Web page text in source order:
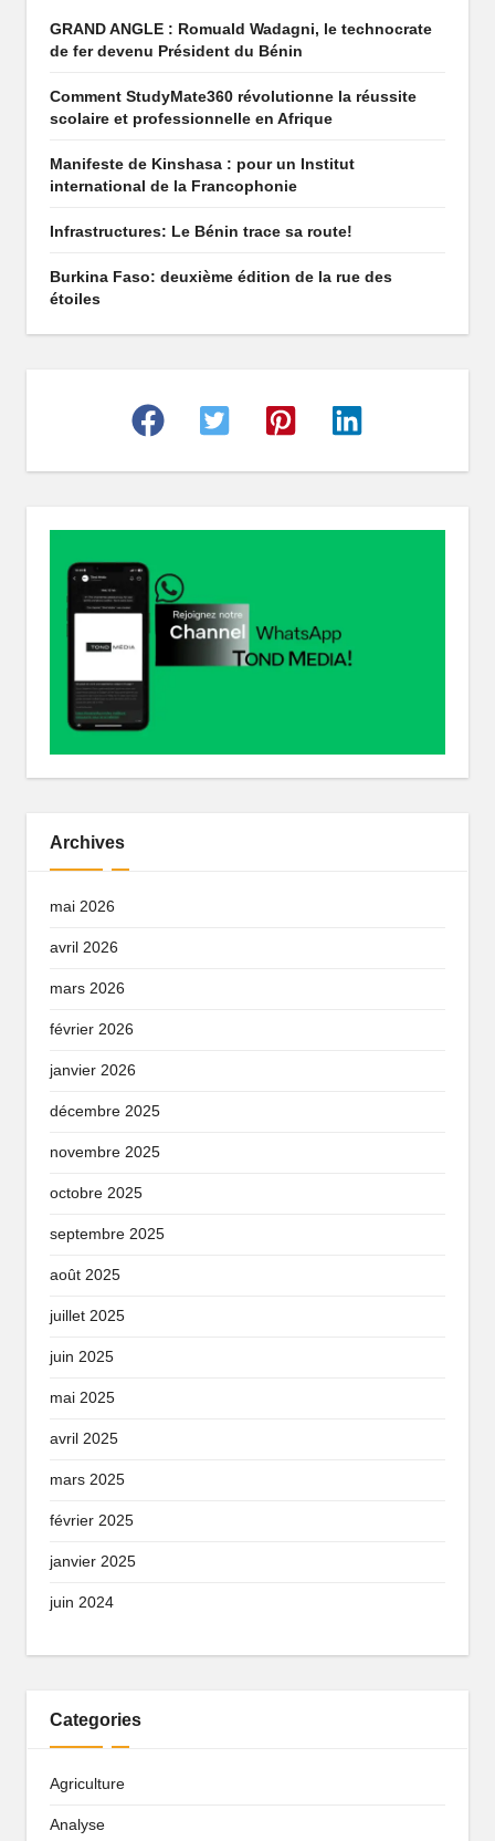
GRAND ANGLE : Romuald Wadagni, le technocrate
de fer devenu Président du Bénin
Comment StudyMate360 révolutionne la réussite
scolaire et professionnelle en Afrique
Manifeste de Kinshasa : pour un Institut
international de la Francophonie
Infrastructures: Le Bénin trace sa route!
Burkina Faso: deuxième édition de la rue des
étoiles
Archives
mai 2026
avril 2026
mars 2026
février 2026
janvier 2026
décembre 2025
novembre 2025
octobre 2025
septembre 2025
août 2025
juillet 2025
juin 2025
mai 2025
avril 2025
mars 2025
février 2025
janvier 2025
juin 2024
Categories
Agriculture
Analyse